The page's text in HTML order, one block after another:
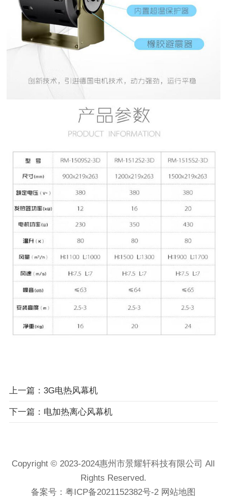
上一篇：3G电热风幕机
下一篇：电加热离心风幕机
Copyright © 2023-2024惠州市景耀轩科技有限公司 All
Rights Reserved.
备案号：粤ICP备2021152382号-2 网站地图